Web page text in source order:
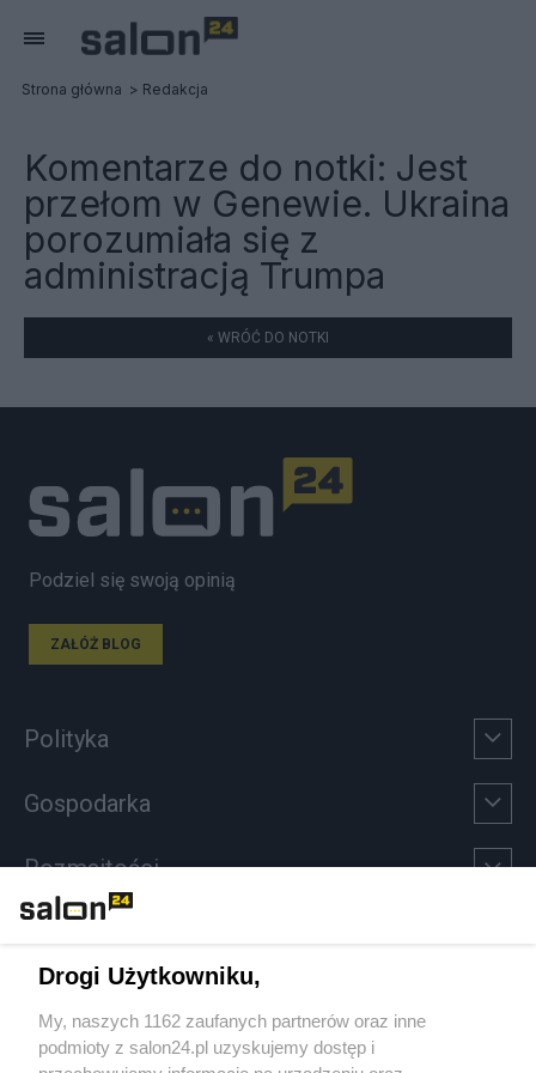
Strona główna Redakcja
Komentarze do notki: Jest
przełom w Genewie. Ukraina
porozumiała się z
administracją Trumpa
« WRÓĆ DO NOTKI
Podziel się swoją opinią
ZAŁÓŻ BLOG
Polityka
Gospodarka
Rozmaitości
Sport
Społeczeństwo
Drogi Użytkowniku,
My, naszych 1162 zaufanych partnerów oraz inne
podmioty z salon24.pl uzyskujemy dostęp i